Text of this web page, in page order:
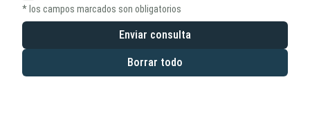
* los campos marcados son obligatorios
Borrar todo
Enviar consulta